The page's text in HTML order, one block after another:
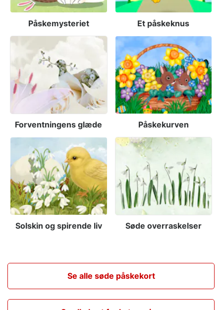
Påskemysteriet Et påskeknus
Forventningens glæde Påskekurven
Solskin og spirende liv Søde overraskelser
Se alle søde påskekort